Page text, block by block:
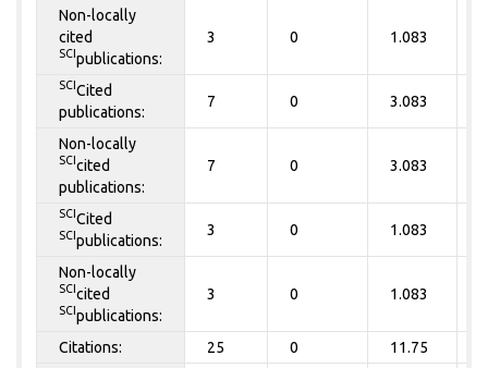
Non-locally
cited
SCI publications:
3 0 1.083
SCI Cited
publications:
7 0 3.083
Non-locally
SCI cited
publications:
7 0 3.083
SCI Cited
SCI publications:
3 0 1.083
Non-locally
SCI cited
SCI publications:
3 0 1.083
Citations: 25 0 11.75